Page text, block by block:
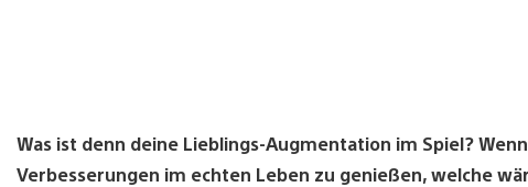
Was ist denn deine Lieblings-Augmentation im Spiel?
Verbesserungen im echten Leben zu genießen, welche